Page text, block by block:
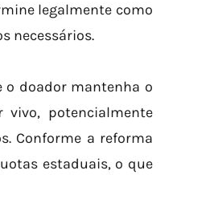
legalmente como
necessários.
o doador mantenha o
potencialmente
Conforme a reforma
estaduais, o que